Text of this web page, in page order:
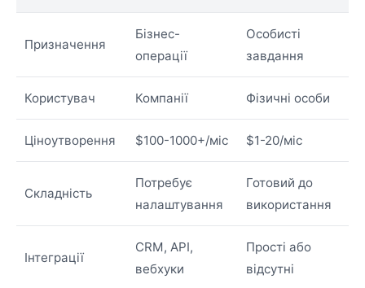
Призначення
Бізнес-
операції
Особисті
завдання
Користувач Компанії Фізичні особи
Ціноутворення $100-1000+/міс $1-20/міс
Складність
Потребує
налаштування
Готовий до
використання
Інтеграції
CRM, API,
вебхуки
Прості або
відсутні